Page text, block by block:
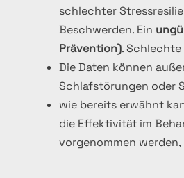
schlechter
Beschwerden. Ein
Prävention). Schlechte
Die Daten können
wie bereits erwähnt
die Effektivität im
vorgenommen